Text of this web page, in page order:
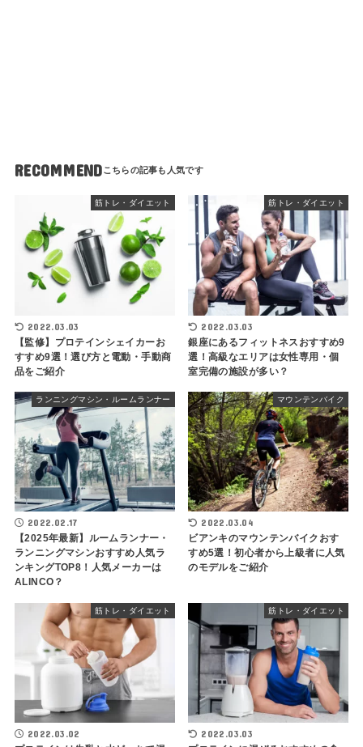
RECOMMEND
筋トレ・ダイエット
2022.03.03
【監修】プロテインシェイカーお
すすめ9選！選び方と電動・手動商
品をご紹介
筋トレ・ダイエット
2022.03.03
銀座にあるフィットネスおすすめ9
選！高級なエリアは女性専用・個
室完備の施設が多い？
ランニングマシン・ルームランナー
2022.02.17
【2025年最新】ルームランナー・
ランニングマシンおすすめ人気ラ
ンキングTOP8！人気メーカーは
ALINCO？
マウンテンバイク
2022.03.04
ビアンキのマウンテンバイクおす
すめ5選！初心者から上級者に人気
のモデルをご紹介
筋トレ・ダイエット
2022.03.02
筋トレ・ダイエット
2022.03.03